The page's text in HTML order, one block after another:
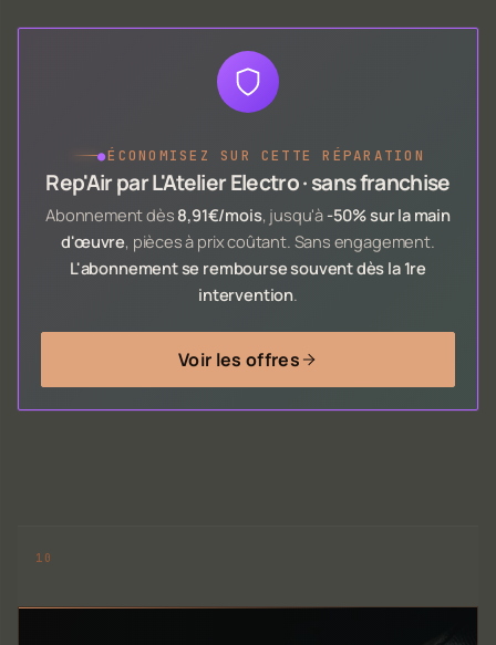
●ÉCONOMISEZ SUR CETTE RÉPARATION
Rep'Air par L'Atelier Electro · sans franchise
Abonnement dès 8,91€/mois, jusqu'à -50% sur la main
d'œuvre, pièces à prix coûtant. Sans engagement.
L'abonnement se rembourse souvent dès la 1re
intervention.
Voir les offres